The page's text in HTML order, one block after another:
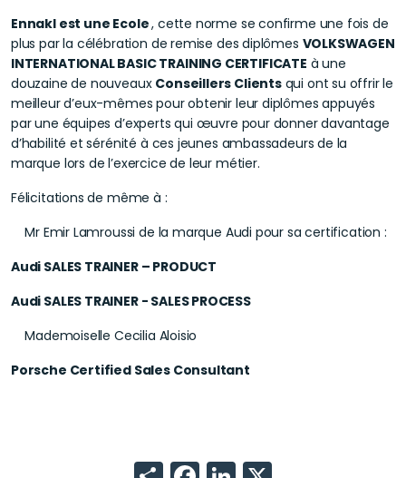
Ennakl est une Ecole, cette norme se confirme une fois de
plus par la célébration de remise des diplômes VOLKSWAGEN
INTERNATIONAL BASIC TRAINING CERTIFICATE à une
douzaine de nouveaux Conseillers Clientsqui ont su offrir le
meilleur d’eux-mêmes pour obtenir leur diplômes appuyés
par une équipes d’experts qui œuvre pour donner davantage
d’habilité et sérénité à ces jeunes ambassadeurs de la
marque lors de l’exercice de leur métier.
Félicitations de même à :
Mr Emir Lamroussi de la marque Audi pour sa certification :
Audi SALES TRAINER – PRODUCT
Audi SALES TRAINER - SALES PROCESS
Mademoiselle Cecilia Aloisio
Porsche Certified Sales Consultant